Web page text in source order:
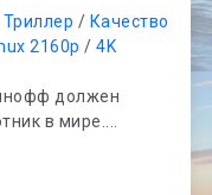
Триллер / Качество
2160p /4K
должен
в мире....